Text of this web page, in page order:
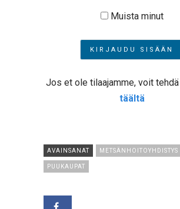
Muista minut
Jos et ole tilaajamme, voit
täältä
AVAINSANAT METSÄNHOITOYHDISTYS
PUUKAUPAT